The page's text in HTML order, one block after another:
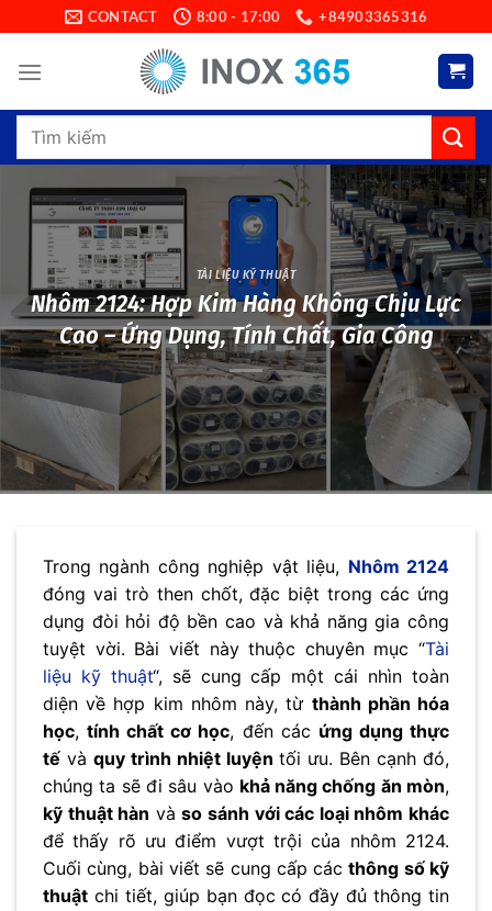
to
content
CONTACT 8:00 - 17:00 +84903365316
Search
TÀI LIỆU KỸ THUẬT
Nhôm 2124: Hợp Kim Hàng Không Chịu Lực
Cao – Ứng Dụng, Tính Chất, Gia Công
Trong ngành công nghiệp vật liệu, Nhôm 2124
đóng vai trò then chốt, đặc biệt trong các ứng
dụng đòi hỏi độ bền cao và khả năng gia công
tuyệt vời. Bài viết này thuộc chuyên mục “Tài
liệu kỹ thuật“, sẽ cung cấp một cái nhìn toàn
diện về hợp kim nhôm này, từ thành phần hóa
học,tính chất cơ học, đến các ứng dụng thực
tế và quy trình nhiệt luyện tối ưu. Bên cạnh đó,
chúng ta sẽ đi sâu vào khả năng chống ăn mòn,
kỹ thuật hàn vàso sánh với các loại nhôm khác
để thấy rõ ưu điểm vượt trội của nhôm 2124.
Cuối cùng, bài viết sẽ cung cấp cácthông số kỹ
thuật chi tiết, giúp bạn đọc có đầy đủ thông tin